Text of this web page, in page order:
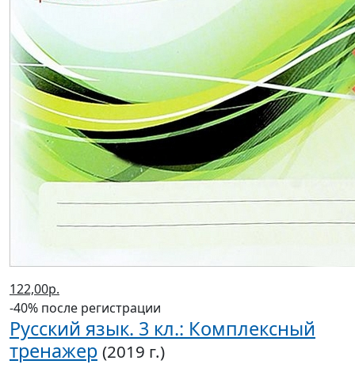
122,00р.
-40% после регистрации
Русский язык. 3 кл.: Комплексный
тренажер (2019 г.)